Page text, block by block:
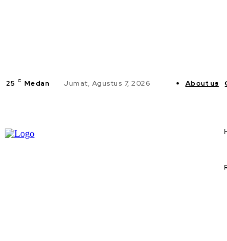
25 C Medan Jumat, Agustus 7, 2026 About us